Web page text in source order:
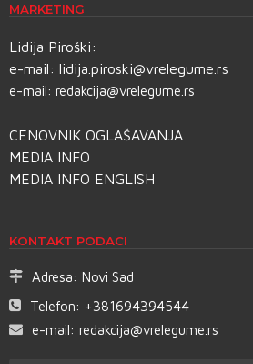
MARKETING
Lidija Piroški:
e-mail: lidija.piroski@vrelegume.rs
e-mail: redakcija@vrelegume.rs
CENOVNIK OGLAŠAVANJA
MEDIA INFO
MEDIA INFO ENGLISH
KONTAKT PODACI
Adresa: Novi Sad
Telefon: +381694394544
e-mail: redakcija@vrelegume.rs